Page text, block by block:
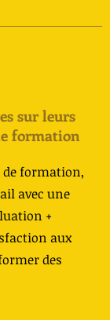
sur leurs
formation
de formation,
avec une
+
aux
des